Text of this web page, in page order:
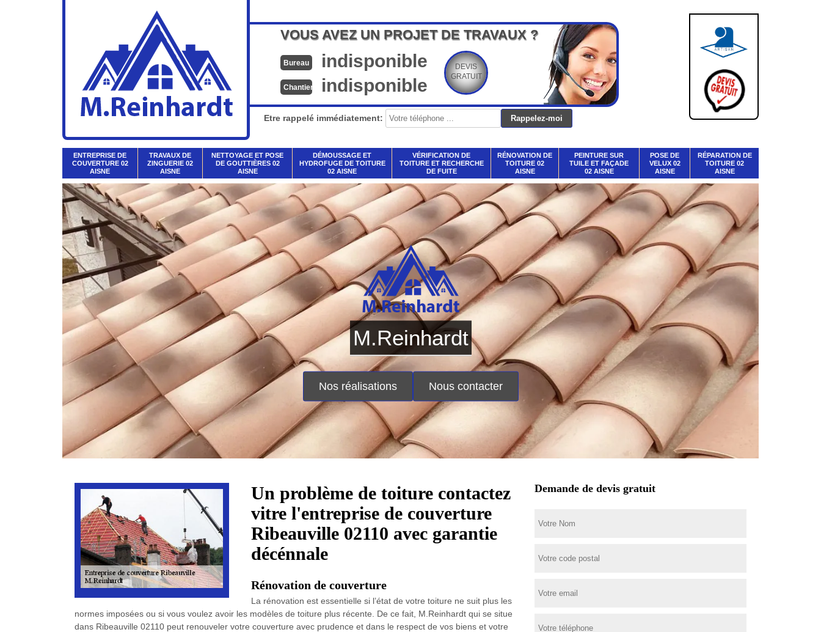
VOUS AVEZ UN PROJET DE TRAVAUX ?
Bureau indisponible
Chantier indisponible
DEVIS
GRATUIT
Etre rappelé immédiatement:
ENTREPRISE DE
COUVERTURE 02
AISNE
TRAVAUX DE
ZINGUERIE 02
AISNE
NETTOYAGE ET POSE
DE GOUTTIÈRES 02
AISNE
DÉMOUSSAGE ET
HYDROFUGE DE TOITURE
02 AISNE
VÉRIFICATION DE
TOITURE ET RECHERCHE
DE FUITE
RÉNOVATION DE
TOITURE 02
AISNE
PEINTURE SUR
TUILE ET FAÇADE
02 AISNE
POSE DE
VELUX 02
AISNE
RÉPARATION DE
TOITURE 02
AISNE
M.Reinhardt
Nos réalisations Nous contacter
Un problème de toiture contactez
vitre l'entreprise de couverture
Ribeauville 02110 avec garantie
décénnale
Rénovation de couverture
La rénovation est essentielle si l’état de votre toiture ne suit plus les
normes imposées ou si vous voulez avoir les modèles de toiture plus récente. De ce fait, M.Reinhardt qui se situe
dans Ribeauville 02110 peut renouveler votre couverture avec prudence et dans le respect de vos biens et votre
Demande de devis gratuit